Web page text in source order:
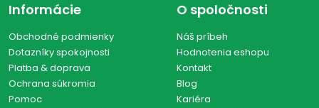
Informácie
Obchodné podmienky
Dotazníky spokojnosti
Platba & doprava
Ochrana súkromia
Pomoc
O spoločnosti
Náš príbeh
Hodnotenia eshopu
Kontakt
Blog
Kariéra